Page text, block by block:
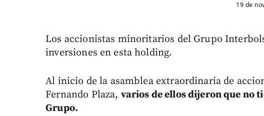
19 de
Los accionistas minoritarios del Grupo
inversiones en esta holding.
Al inicio de la asamblea extraordinaria de
Fernando Plaza, varios de ellos dijeron que no
Grupo.